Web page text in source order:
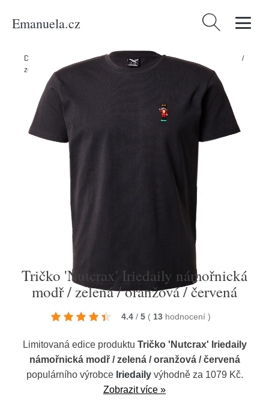
Emanuela.cz Vyhledávání
Domů Muži/Tričko 'Nutcrax' Iriedaily námořnická modř /
zelená / oranžová / červená
Tričko 'Nutcrax' Iriedaily námořnická
modř / zelená / oranžová / červená
4.4 / 5 ( 13 hodnocení )
Limitovaná edice produktu Tričko 'Nutcrax' Iriedaily
námořnická modř / zelená / oranžová / červená
populárního výrobce Iriedailyvýhodně za 1079 Kč.
Zobrazit více »